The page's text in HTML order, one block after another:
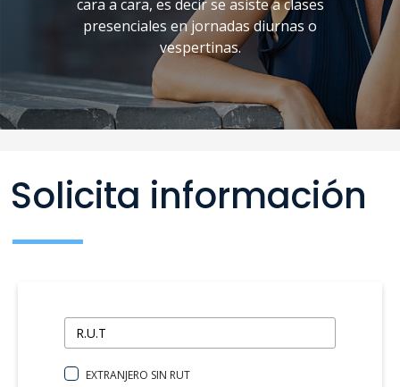
cara a cara, es decir se asiste a clases
presenciales en jornadas diurnas o
vespertinas.
Solicita información
EXTRANJERO SIN RUT